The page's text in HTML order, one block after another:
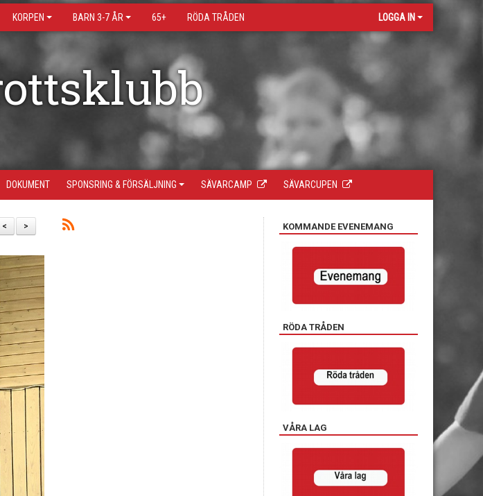
KORPEN BARN 3-7 ÅR 65+ RÖDA TRÅDEN LOGGA IN
DOKUMENT SPONSRING & FÖRSÄLJNING SÄVARCAMP SÄVARCUPEN
>
< KOMMANDE EVENEMANG
RÖDA TRÅDEN
VÅRA LAG